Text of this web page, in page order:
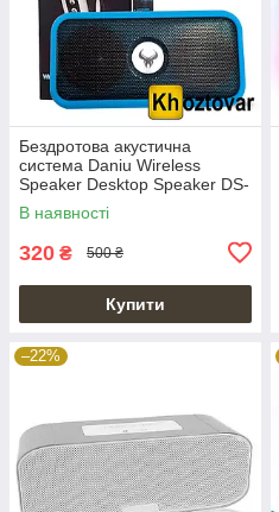
Бездротова акустична
система Daniu Wireless
Speaker Desktop Speaker DS-
716
В наявності
320 ₴ 500 ₴
Купити
–22%